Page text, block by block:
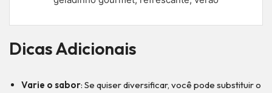
Dicas Adicionais
Varie o sabor: Se quiser diversificar, você pode substituir o